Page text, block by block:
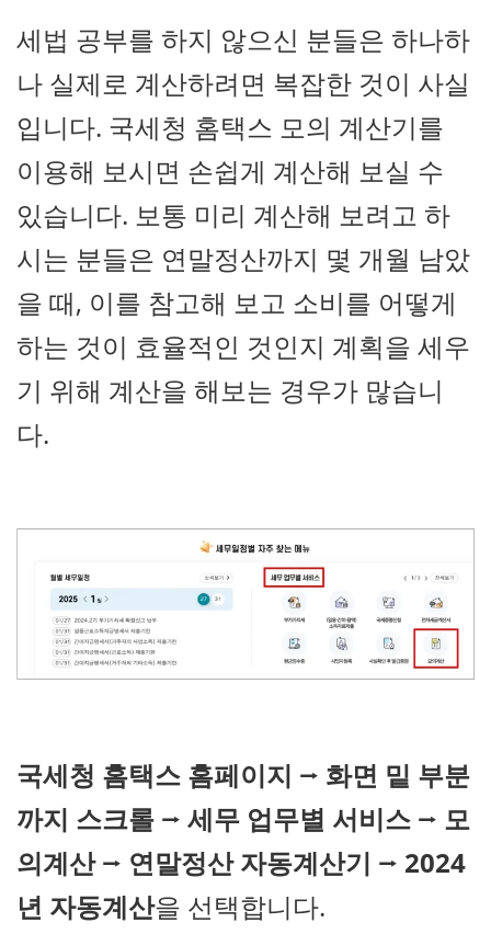
세법 공부를 하지 않으신 분들은 하나하
나 실제로 계산하려면 복잡한 것이 사실
입니다. 국세청 홈택스 모의 계산기를
이용해 보시면 손쉽게 계산해 보실 수
있습니다. 보통 미리 계산해 보려고 하
시는 분들은 연말정산까지 몇 개월 남았
을 때, 이를 참고해 보고 소비를 어떻게
하는 것이 효율적인 것인지 계획을 세우
기 위해 계산을 해보는 경우가 많습니
다.
국세청 홈택스 홈페이지 ⭢ 화면 밑 부분
까지 스크롤 ⭢ 세무 업무별 서비스 ⭢ 모
의계산⭢ 연말정산 자동계산기 ⭢ 2024
년 자동계산을 선택합니다.